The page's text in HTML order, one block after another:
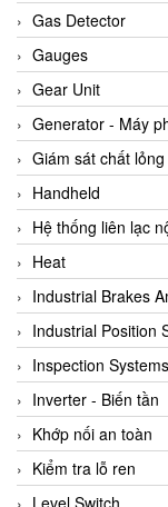
ARCA Regler
Arcos Hydraulik
Ardetem-Sfere-
Argal
AS ENERGI
ASCO CO2
Asker
AT2E
ATC Pneumatic
ATEX System
ATI - IA
ATI (Analytical
Atos
Atrax
Auma
Gas Detector
Gauges
Gear Unit
Generator - Máy
Giám sát chất lỏng
Handheld
Hệ thống liên lạc
Heat
Industrial Brakes
Industrial Position
Inspection
Inverter - Biến tần
Khớp nối an toàn
Kiểm tra lỗ ren
Level Switch